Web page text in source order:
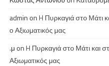
admin onH Πυρκαγιά στο Μάτι
ο Αξιωματικός μας
.μ onH Πυρκαγιά στο Μάτι και
Αξιωματικός μας